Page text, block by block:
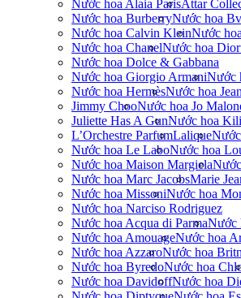
Nước hoa Alaia ParisAttar
Nước hoa BurberryNước hoa
Nước hoa Calvin KleinNước
Nước hoa ChanelNước hoa Dior
Nước hoa Dolce & Gabbana
Nước hoa Giorgio ArmaniNước
Nước hoa HermèsNước hoa
Jimmy ChooNước hoa Jo
Juliette Has A GunNước hoa
L’Orchestre ParfumLalique
Nước hoa Le LaboNước hoa
Nước hoa Maison Margiela
Nước hoa Marc JacobsMarie
Nước hoa MissoniNước hoa
Nước hoa Narciso Rodriguez
Nước hoa Acqua di ParmaNước
Nước hoa AmouageNước hoa
Nước hoa AzzaroNước hoa
Nước hoa ByredoNước hoa
Nước hoa DavidoffNước hoa